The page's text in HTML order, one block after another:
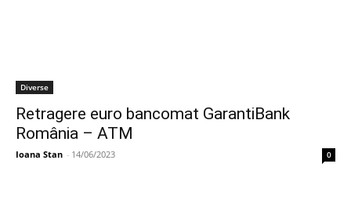
Diverse
Retragere euro bancomat GarantiBank
România – ATM
Ioana Stan - 14/06/2023 0